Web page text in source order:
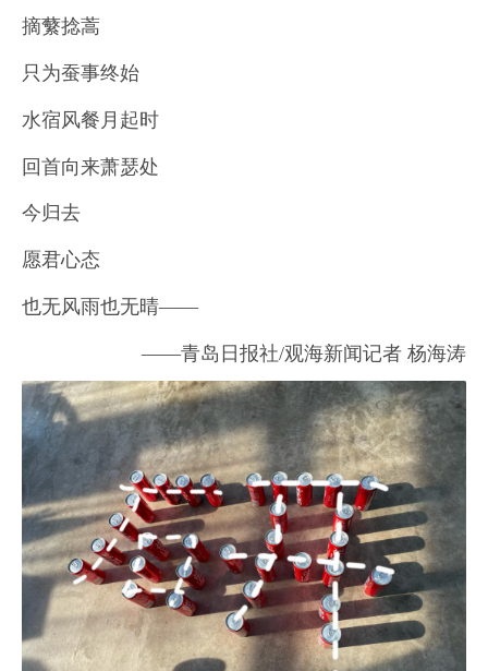
摘蘩捻蒿
只为蚕事终始
水宿风餐月起时
回首向来萧瑟处
今归去
愿君心态
也无风雨也无晴——
——青岛日报社/观海新闻记者 杨海涛